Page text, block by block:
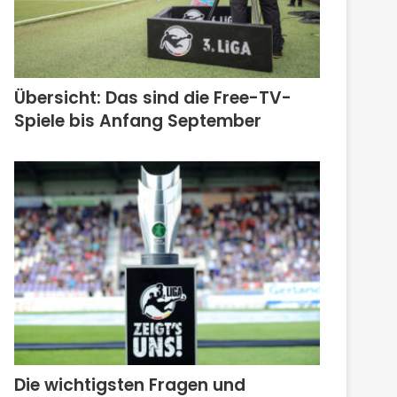
Übersicht: Das sind die Free-TV-
Spiele bis Anfang September
Die wichtigsten Fragen und